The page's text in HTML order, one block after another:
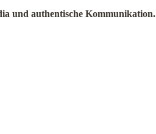
und authentische Kommunikation.